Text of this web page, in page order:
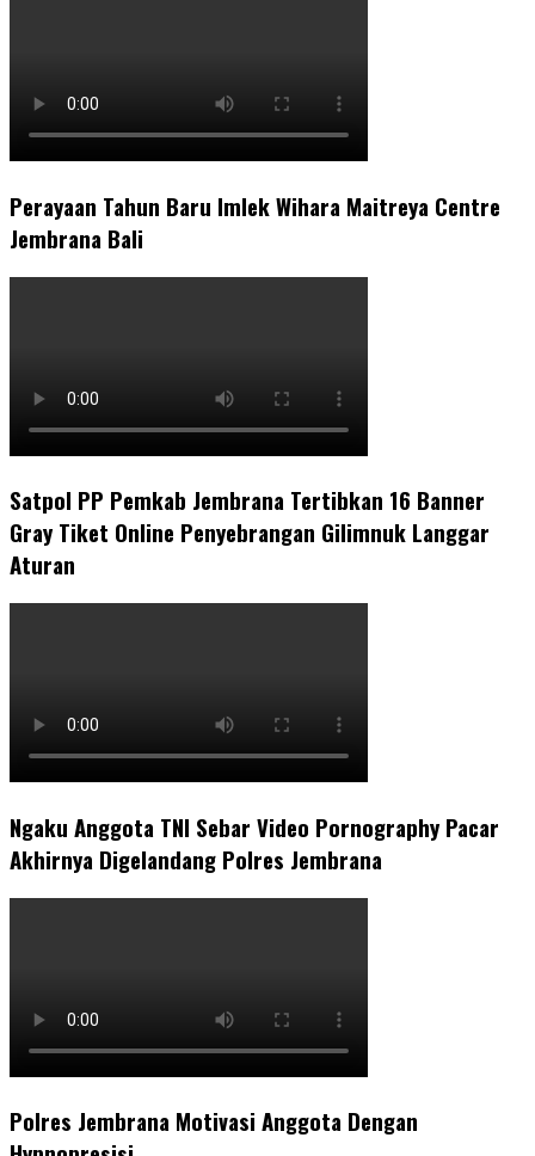
Perayaan Tahun Baru Imlek Wihara Maitreya Centre
Jembrana Bali
Satpol PP Pemkab Jembrana Tertibkan 16 Banner
Gray Tiket Online Penyebrangan Gilimnuk Langgar
Aturan
Ngaku Anggota TNI Sebar Video Pornography Pacar
Akhirnya Digelandang Polres Jembrana
Polres Jembrana Motivasi Anggota Dengan